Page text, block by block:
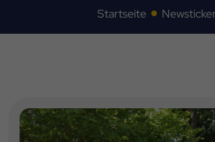
Startseite Newsticker